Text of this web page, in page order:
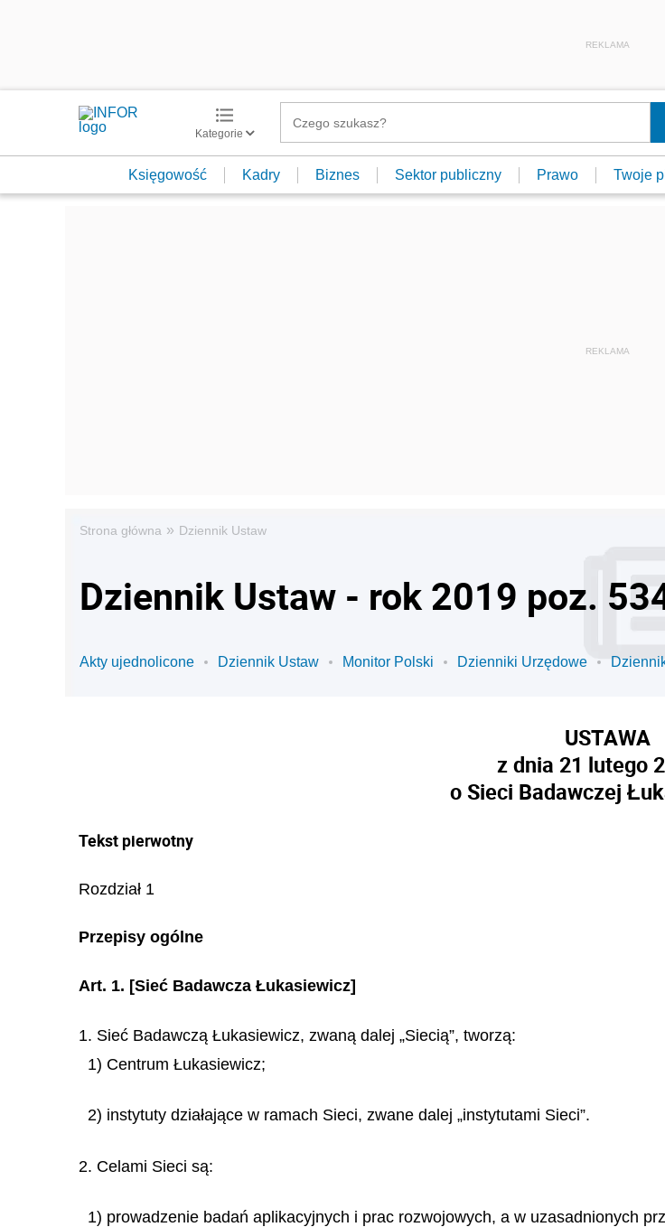
REKLAMA
Kategorie
Księgowość Kadry Biznes Sektor publiczny Prawo Twoje
Strona główna » Dziennik Ustaw
Dziennik Ustaw - rok 2019 poz.
Akty ujednolicone Dziennik Ustaw Monitor Polski Dzienniki Urzędowe
USTAWA
z dnia 21 lutego
o Sieci Badawczej
Tekst pierwotny
Rozdział 1
Przepisy ogólne
Art. 1. [Sieć Badawcza Łukasiewicz]
1. Sieć Badawczą Łukasiewicz, zwaną dalej „Siecią”, tworzą:
1) Centrum Łukasiewicz;
2) instytuty działające w ramach Sieci, zwane dalej „instytutami Sieci”.
2. Celami Sieci są:
1) prowadzenie badań aplikacyjnych i prac rozwojowych, a w uzasadnionych